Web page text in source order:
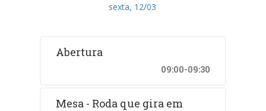
sexta, 12/03
Abertura
09:00-09:30
Mesa - Roda que gira em